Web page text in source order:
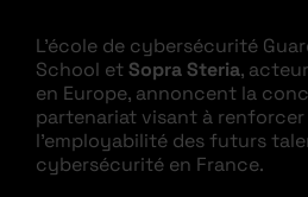
L’école de cybersécurité
School etSopra Steria,
en Europe, annoncent la
partenariat visant à
l’employabilité des futurs
cybersécurité en France.